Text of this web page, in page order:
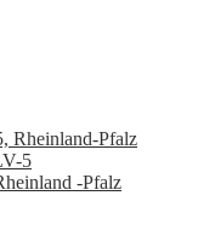
Rheinland-Pfalz
5
-Pfalz